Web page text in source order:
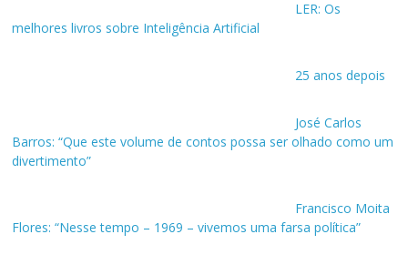
LER: Os
melhores livros sobre Inteligência Artificial
25 anos depois
José Carlos
Barros: “Que este volume de contos possa ser olhado como um
divertimento”
Francisco Moita
Flores: “Nesse tempo – 1969 – vivemos uma farsa política”